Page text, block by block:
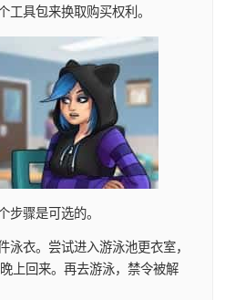
工具包来换取购买权利。
步骤是可选的。
衣。尝试进入游泳池更衣室，
上回来。再去游泳，禁令被解